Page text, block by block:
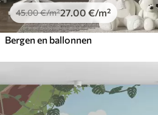
45.00€/m²27 .00 €/m²
Bergen en ballonnen